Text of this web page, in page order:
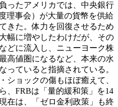
ったアメリカでは、中央銀行
理事会）が大量の貨幣を供給
きた。体力を回復させるため
幅に増やしたわけだが、その
どに流入し、ニューヨーク株
高値圏になるなど、本来の水
っていると指摘されている。
ョックの傷もほぼ癒えて、
、FRBは「量的緩和策」を14
在は、「ゼロ金利政策」も終